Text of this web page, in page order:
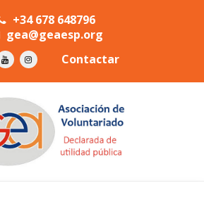
+34 678 648796
gea@geaesp.org
Contactar